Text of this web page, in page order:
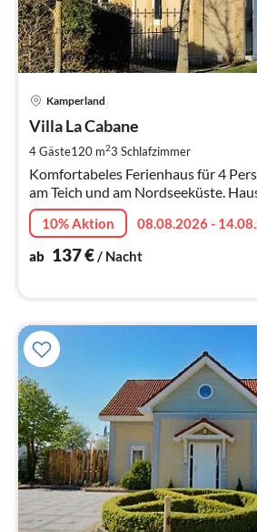
Kamperland
Villa La Cabane
4 Gäste120 m23 Schlafzimmer
Komfortabeles Ferienhaus für 4
am Teich und am Nordseeküste.
Schlafzimmern, Badezimmer und 2
Sie in Luxus!
10% Aktion
08.08.2026 -
ab 137€ / Nacht